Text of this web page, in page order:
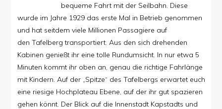
bequeme Fahrt mit der Seilbahn. Diese
wurde im Jahre 1929 das erste Mal in Betrieb genommen
und hat seitdem viele Millionen Passagiere auf
den Tafelberg transportiert. Aus den sich drehenden
Kabinen genießt ihr eine tolle Rundumsicht. In nur etwa 5
Minuten kommt ihr oben an, genau die richtige Fahrlänge
mit Kindern. Auf der „Spitze“ des Tafelbergs erwartet euch
eine riesige Hochplateau Ebene, auf der ihr gut spazieren
gehen könnt. Der Blick auf die Innenstadt Kapstadts und